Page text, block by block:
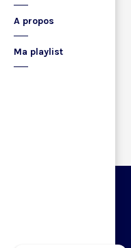
A propos
Ma playlist